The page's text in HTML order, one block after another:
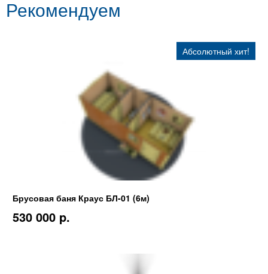
Рекомендуем
Абсолютный хит!
Брусовая баня Краус БЛ-01 (6м)
530 000 p.